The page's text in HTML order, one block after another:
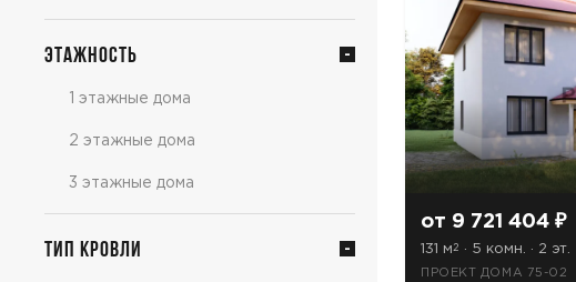
от 9 721 404 ₽
131 м 2 · 5 комн. · 2 эт.
ПРОЕКТ ДОМА 75-02
Этажность
1 этажные дома
2 этажные дома
3 этажные дома
Тип кровли